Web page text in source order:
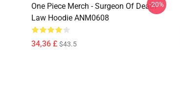
One Piece Merch - Surgeon Of Death
Law Hoodie ANM0608
34,36 £ $43.5
-20%